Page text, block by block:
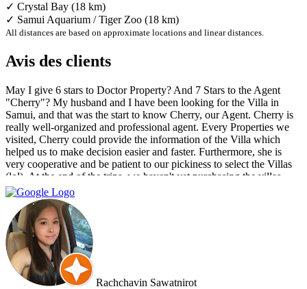
✓ Crystal Bay (18 km)
✓ Samui Aquarium / Tiger Zoo (18 km)
All distances are based on approximate locations and linear distances.
Avis des clients
May I give 6 stars to Doctor Property? And 7 Stars to the Agent
"Cherry"? My husband and I have been looking for the Villa in
Samui, and that was the start to know Cherry, our Agent. Cherry is
really well-organized and professional agent. Every Properties we
visited, Cherry could provide the information of the Villa which
helped us to make decision easier and faster. Furthermore, she is
very cooperative and be patient to our pickiness to select the Villas
(lol). At the end of the trips, we haven't yet purchasing the villas
from Cherry and Doctor Property. However, I get to know a new
friend and surely if we have a new plan for new property. Cherry
and Doctor Property will be one of our very first choice to contact.
Bella & Tom
Rachchavin Sawatnirot